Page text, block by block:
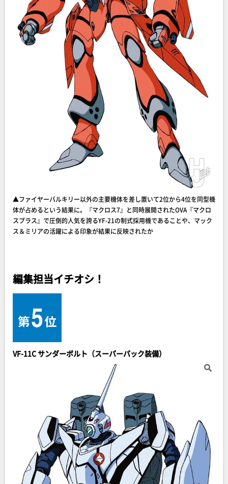
▲ファイヤーバルキリー以外の主要機体を差し置いて2位から4位を同型機
体が占めるという結果に。『マクロス7』と同時展開されたOVA『マクロ
スプラス』で圧倒的人気を誇るYF-21の制式採用機であることや、マック
ス＆ミリアの活躍による印象が結果に反映されたか
編集担当イチオシ！
VF-11C サンダーボルト（スーパーパック装備）